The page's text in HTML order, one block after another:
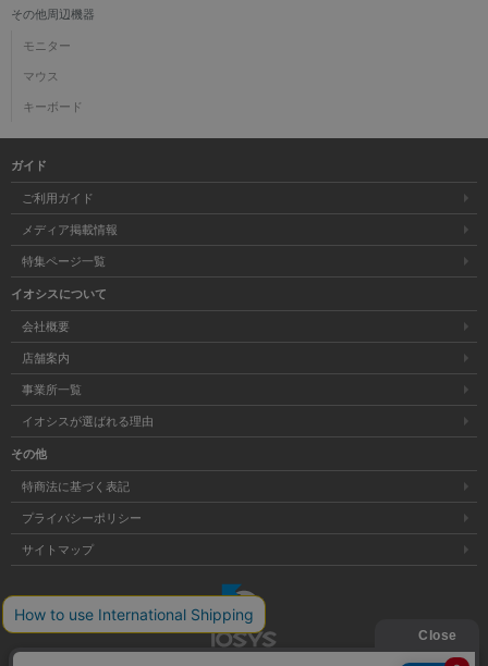
その他周辺機器
モニター
マウス
キーボード
ガイド
ご利用ガイド
メディア掲載情報
特集ページ一覧
イオシスについて
会社概要
店舗案内
事業所一覧
イオシスが選ばれる理由
その他
特商法に基づく表記
プライバシーポリシー
サイトマップ